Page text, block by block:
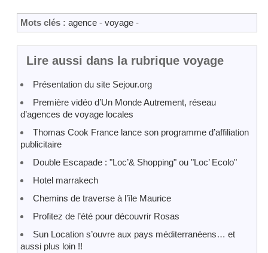
Mots clés : agence - voyage -
Lire aussi dans la rubrique voyage
Présentation du site Sejour.org
Première vidéo d’Un Monde Autrement, réseau
d’agences de voyage locales
Thomas Cook France lance son programme d’affiliation
publicitaire
Double Escapade : "Loc’& Shopping" ou "Loc’ Ecolo"
Hotel marrakech
Chemins de traverse à l’île Maurice
Profitez de l’été pour découvrir Rosas
Sun Location s’ouvre aux pays méditerranéens… et
aussi plus loin !!